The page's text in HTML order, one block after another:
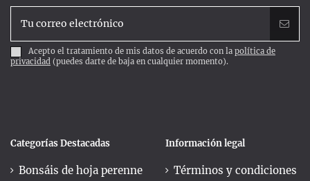
Acepto el tratamiento de mis datos de acuerdo con la política de
privacidad (puedes darte de baja en cualquier momento).
Categorías Destacadas
Bonsáis de hoja perenne
Información legal
Términos y condiciones